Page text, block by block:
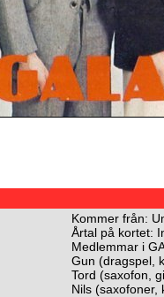
Kommer från:
Årtal på kortet:
Medlemmar i
Gun (dragspel,
Tord (saxofon,
Nils (saxofoner,